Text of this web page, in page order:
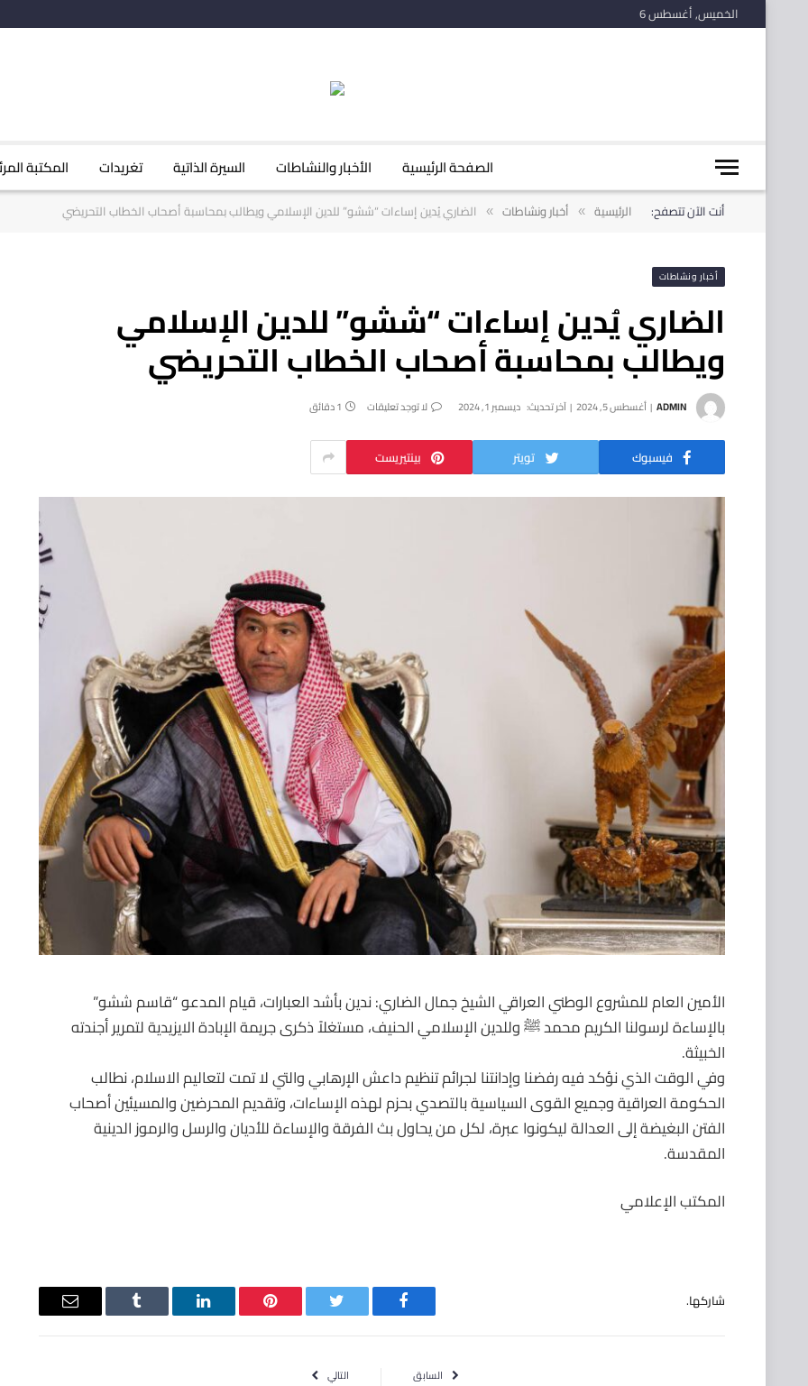
الخميس, أغسطس 6
الصفحة الرئيسية الأخبار والنشاطات السيرة الذاتية تغريدات المكتبة
أنت الآن تتصفح: الرئيسية » أخبار ونشاطات » الضاري يُدين إساءات “ششو” للدين الإسلامي ويطالب بمحاسبة أصحاب الخطاب التحريضي
أخبار ونشاطات
الضاري يُدين إساءات “ششو” للدين الإسلامي
ويطالب بمحاسبة أصحاب الخطاب التحريضي
ADMIN أغسطس 5, 2024 آخر تحديث: ديسمبر 1, 2024 لا توجد تعليقات 1 دقائق
فيسبوك تويتر بينتيريست
الأمين العام للمشروع الوطني العراقي الشيخ جمال الضاري: ندين بأشد العبارات، قيام المدعو “قاسم ششو”
بالإساءة لرسولنا الكريم محمد ﷺ وللدين الإسلامي الحنيف، مستغلاً ذكرى جريمة الإبادة الايزيدية لتمرير أجندته
الخبيثة.
وفي الوقت الذي نؤكد فيه رفضنا وإدانتنا لجرائم تنظيم داعش الإرهابي والتي لا تمت لتعاليم الاسلام، نطالب
الحكومة العراقية وجميع القوى السياسية بالتصدي بحزم لهذه الإساءات، وتقديم المحرضين والمسيئين أصحاب
الفتن البغيضة إلى العدالة ليكونوا عبرة، لكل من يحاول بث الفرقة والإساءة للأديان والرسل والرموز الدينية
المقدسة.
المكتب الإعلامي
شاركها.
فيسبوك تويتر بينتيريستلينكدإن Tumblr
البريد
السابق التالي